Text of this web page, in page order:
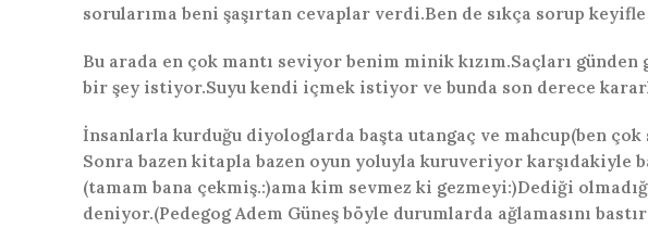
sorularıma beni şaşırtan cevaplar verdi.Ben de sıkça sorup
Bu arada en çok mantı seviyor benim minik kızım.Saçları
bir şey istiyor.Suyu kendi içmek istiyor ve bunda son derece
İnsanlarla kurduğu diyologlarda başta utangaç ve mahcup(ben
Sonra bazen kitapla bazen oyun yoluyla kuruveriyor karşıdakiyle
(tamam bana çekmiş.:)ama kim sevmez ki gezmeyi:)Dediği
deniyor.(Pedegog Adem Güneş böyle durumlarda ağlamasını